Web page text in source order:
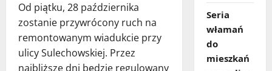
Od piątku, 28 października
zostanie przywrócony ruch na
remontowanym wiadukcie przy
ulicy Sulechowskiej. Przez
najbliższe dni będzie regulowany
Seria
włamań
do
mieszkań